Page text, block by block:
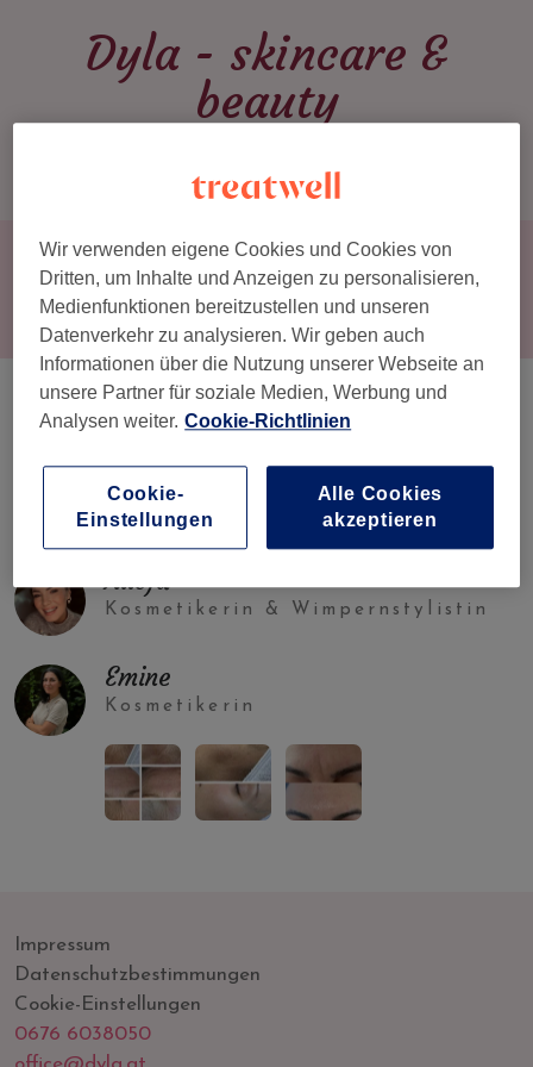
Dyla - skincare &
beauty
Jetzt buchen
PREISLISTE
UNSER TEAM
KONTAKT
Team
Michaela
Kosmetikerin
Alicja
Kosmetikerin & Wimpernstylistin
Emine
Kosmetikerin
Impressum
Datenschutzbestimmungen
Cookie-Einstellungen
0676 6038050
Wir verwenden eigene Cookies und Cookies von
Dritten, um Inhalte und Anzeigen zu personalisieren,
Medienfunktionen bereitzustellen und unseren
Datenverkehr zu analysieren. Wir geben auch
Informationen über die Nutzung unserer Webseite an
unsere Partner für soziale Medien, Werbung und
Analysen weiter. Cookie-Richtlinien
Cookie-
Einstellungen
Alle Cookies
akzeptieren